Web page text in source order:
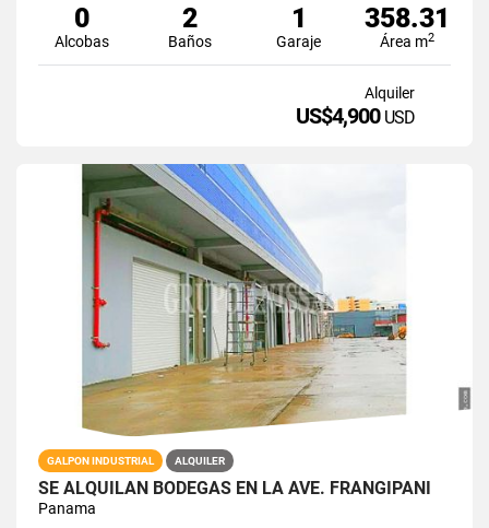
0
Alcobas
2
Baños
1
Garaje
358.31
Área m2
Alquiler
US$4,900 USD
GALPON INDUSTRIAL ALQUILER
SE ALQUILAN BODEGAS EN LA AVE. FRANGIPANI
Panama